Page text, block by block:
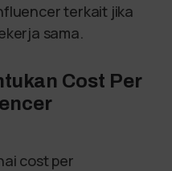
terkait jika
sama.
Cost Per
cost per